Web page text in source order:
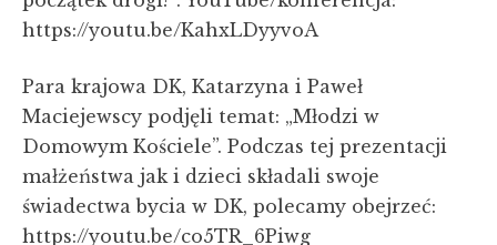
https://youtu.be/KahxLDyyvoA
Para krajowa DK, Katarzyna i Paweł
Maciejewscy podjęli temat: „Młodzi w
Domowym Kościele”. Podczas tej prezentacji
małżeństwa jak i dzieci składali swoje
świadectwa bycia w DK, polecamy obejrzeć:
https://youtu.be/co5TR_6Piwg